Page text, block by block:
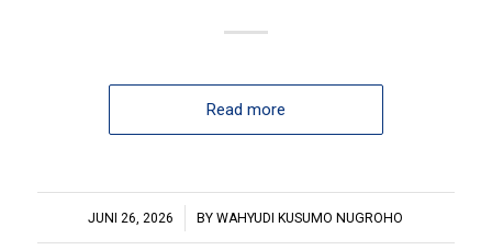
Read more
JUNI 26, 2026
/ BYWAHYUDI KUSUMO NUGROHO